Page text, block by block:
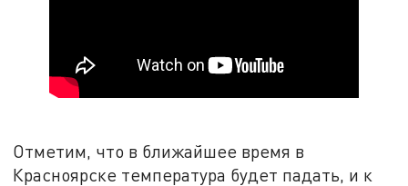
Отметим, что в ближайшее время в
Красноярске температура будет падать, и к